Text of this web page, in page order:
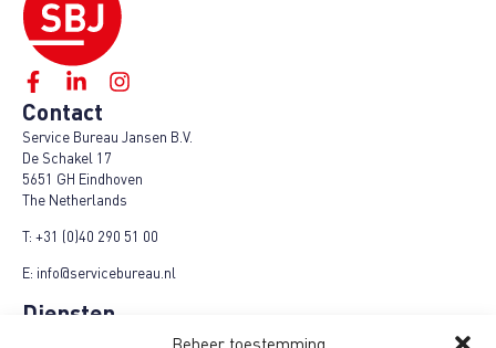
Beheer toestemming
Contact
Service Bureau Jansen B.V.
De Schakel 17
5651 GH Eindhoven
The Netherlands
T: +31 (0)40 290 51 00
E: info@servicebureau.nl
Diensten